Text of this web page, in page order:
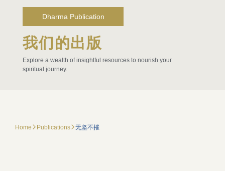
Dharma Publication
我们的出版
Explore a wealth of insightful resources to nourish your
spiritual journey.
Home Publications 无坚不摧